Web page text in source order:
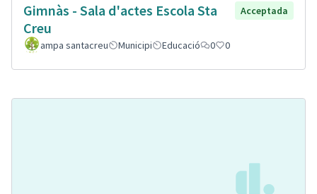
Gimnàs - Sala d'actes Escola Sta
Creu
Acceptada
ampa santacreu Municipi Educació 0 0